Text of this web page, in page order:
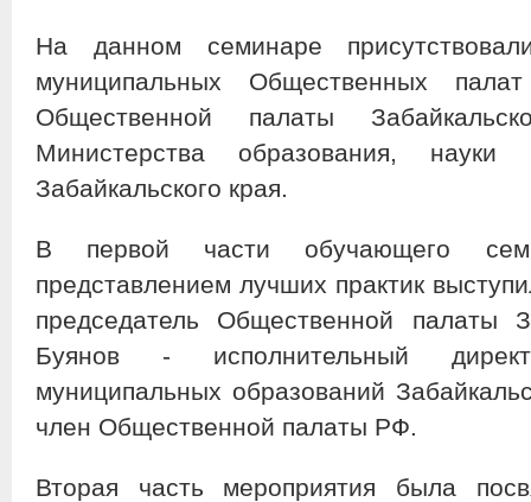
На данном семинаре
муниципальных Общественных
Общественной палаты
Министерства образования,
Забайкальского края.
В первой части обучающего
представлением лучших практик
председатель Общественной палаты
Буянов - исполнительный
муниципальных образований
член Общественной палаты РФ.
Вторая часть мероприятия была